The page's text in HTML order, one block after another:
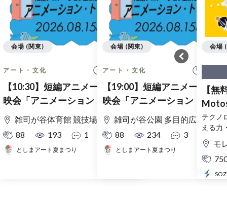
アート・文化 10:30 開始
【10:30】短編アニメーション上
映会「アニメーション・トラベ
ル！」
雑司が谷体育館 競技場
88
193 1
としまアート夏まつり
会場 (関東)
アート・文化
【19:00】短編アニメーショ
映会「アニメーション・トラ
ル！」
雑司が谷公園 多目的広場
88
234 3
としまアート夏まつり
会場 (関東)
【無
ラ岐
テクノ
える力
モ
会場